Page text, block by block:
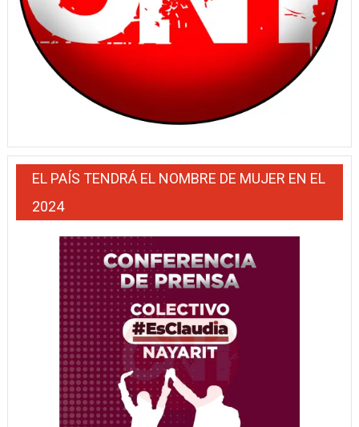
EL PAÍS TENDRÁ EL NOMBRE DE MUJER EN EL
2024